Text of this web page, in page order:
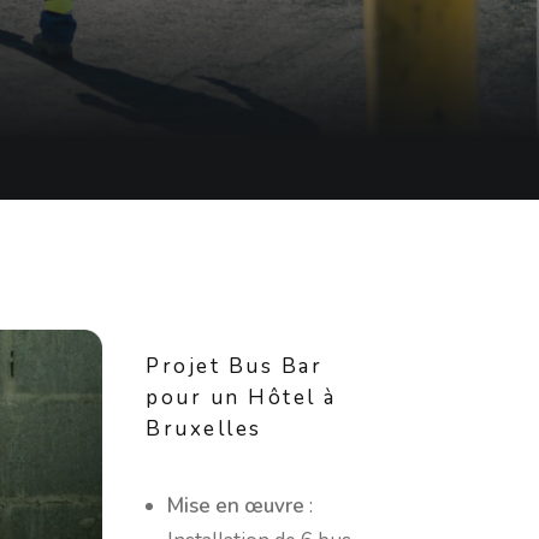
Projet Bus Bar
pour un Hôtel à
Bruxelles
Mise en œuvre :